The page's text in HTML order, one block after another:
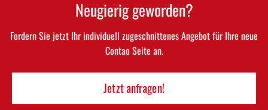
Neugierig geworden?
Fordern Sie jetzt Ihr individuell zugeschnittenes Angebot für Ihre neue
Contao Seite an.
Jetzt anfragen!